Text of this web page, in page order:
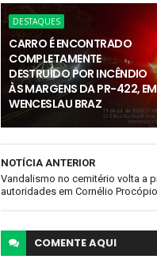
DESTAQUES
CARRO É ENCONTRADO
COMPLETAMENTE
DESTRUÍDO POR INCÊNDIO
ÀS MARGENS DA PR-422, EM
WENCESLAU BRAZ
NOTÍCIA ANTERIOR
Vandalismo no cemitério volta a
autoridades em Cornélio Procópio
COMENTEAQUI